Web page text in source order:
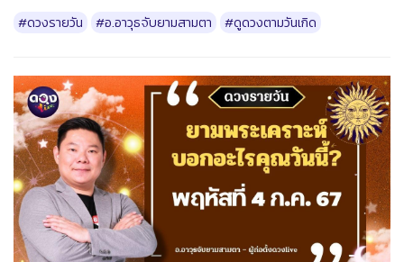
#ดวงรายวัน #อ.อาวุธจับยามสามตา #ดูดวงตามวันเกิด